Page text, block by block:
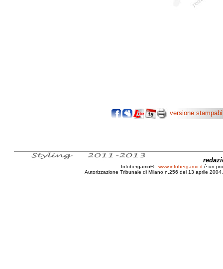
versione
Infobergamo® - www.infobergamo.it è un
Autorizzazione Tribunale di Milano n.256 del 13 aprile